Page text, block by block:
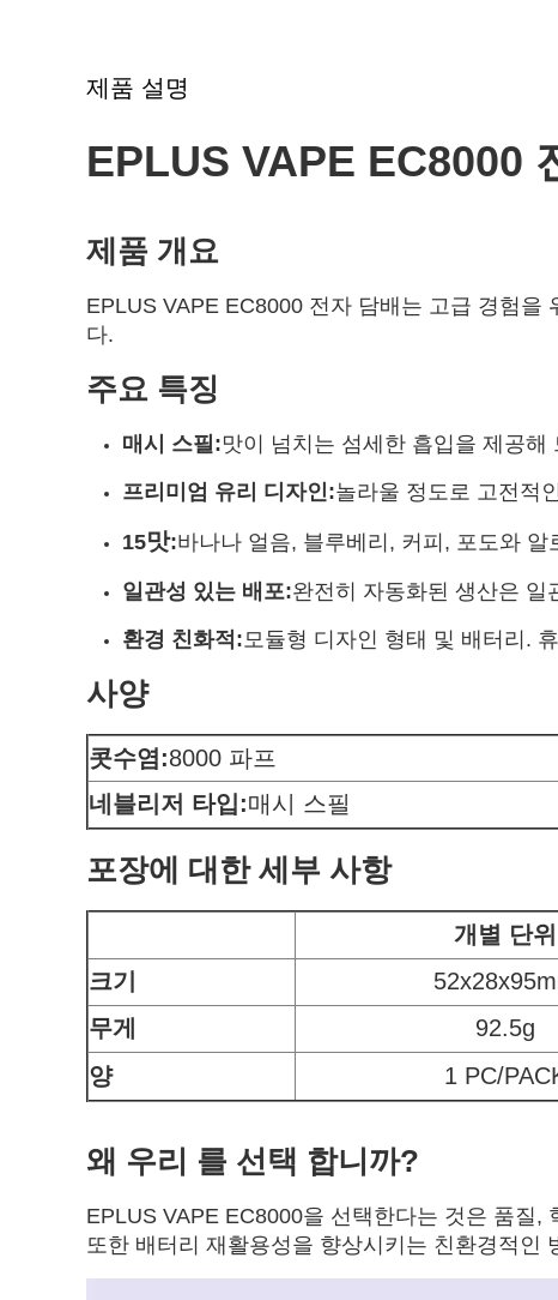
제품 설명
EPLUS VAPE EC8000
제품 개요
EPLUS VAPE EC8000 전자 담배는 고급 경험을
다.
주요 특징
매시 스필:맛이 넘치는 섬세한 흡입을 제공
프리미엄 유리 디자인:놀라울 정도로 고전적
15맛:바나나 얼음, 블루베리, 커피, 포도와
일관성 있는 배포:완전히 자동화된 생산은 일
환경 친화적:모듈형 디자인 형태 및 배터리.
사양
콧수염:8000 파프
네블리저 타입:매시 스필
포장에 대한 세부 사항
개별 단위
크기
무게
92.5g
양
1 PC/
왜 우리 를 선택 합니까?
EPLUS VAPE EC8000을 선택한다는 것은 품질
또한 배터리 재활용성을 향상시키는 친환경적인